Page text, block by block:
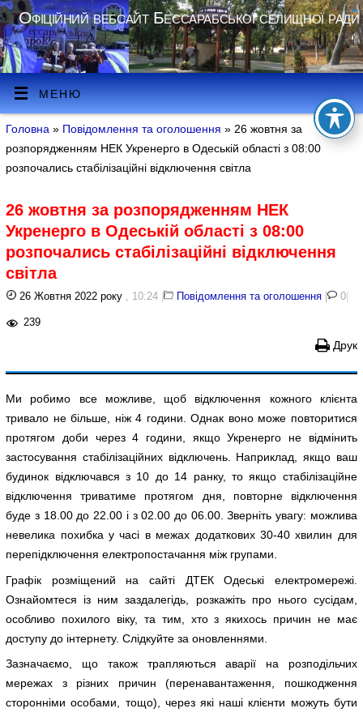
Офіційний вебсайт Бессарабської селищної ради
МЕНЮ
Головна » Повідомлення та оголошення » 26 жовтня за
розпорядженням НЕК Укренерго в Одеській області з 08:00
розпочались стабілізаційні відключення світла
26 жовтня за розпорядженням НЕК
Укренерго в Одеській області з 08:00
розпочались стабілізаційні відключення
світла
26 Жовтня 2022 року , 10:24 | Повідомлення та оголошення | 0
239
Друк
Ми робимо все можливе, щоб відключення кожного клієнта
тривало не більше, ніж 4 години. Однак воно може повторитися
протягом доби через 4 години, якщо Укренерго не відмінить
застосування стабілізаційних відключень. Наприклад, якщо ваш
будинок відключався з 10 до 14 ранку, то якщо стабілізаційне
відключення триватиме протягом дня, повторне відключення
буде з 18.00 до 22.00 і з 02.00 до 06.00. Зверніть увагу: можлива
невелика похибка у часі в межах додаткових 30-40 хвилин для
перепідключення електропостачання між групами.
Графік розміщений на сайті ДТЕК Одеські електромережі.
Ознайомтеся із ним заздалегідь, розкажіть про нього сусідам,
особливо похилого віку, та тим, хто з якихось причин не має
доступу до інтернету. Слідкуйте за оновленнями.
Зазначаємо, що також трапляються аварії на розподільчих
мережах з різних причин (перенавантаження, пошкодження
сторонніми особами, тощо), через які наші клієнти можуть бути